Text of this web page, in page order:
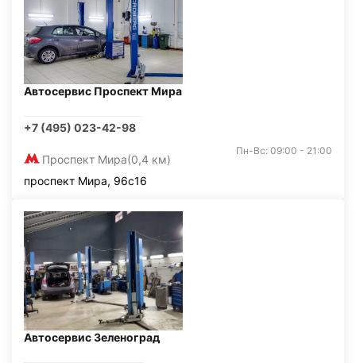
Автосервис Проспект Мира
+7 (495) 023-42-98
Проспект Мира(0,4 км)
Пн-Вс: 09:00 - 21:00
проспект Мира, 96с16
Автосервис Зеленоград